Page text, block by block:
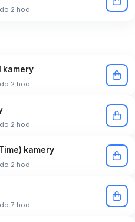
2 hod
kamery
2 hod
2 hod
kamery
2 hod
7 hod